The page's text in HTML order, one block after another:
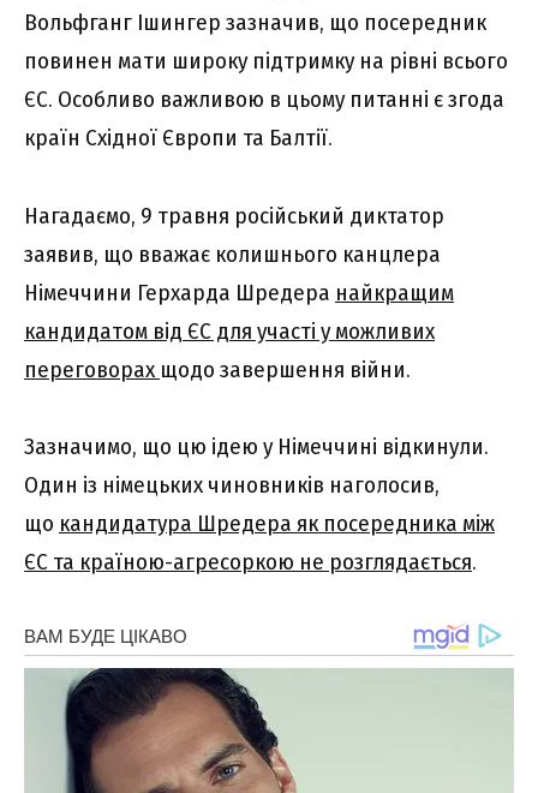
Вольфганг Ішингер зазначив, що посередник
повинен мати широку підтримку на рівні всього
ЄС. Особливо важливою в цьому питанні є згода
країн Східної Європи та Балтії.
Нагадаємо, 9 травня російський диктатор
заявив, що вважає колишнього канцлера
Німеччини Герхарда Шредера найкращим
кандидатом від ЄС для участі у можливих
переговорах щодо завершення війни.
Зазначимо, що цю ідею у Німеччині відкинули.
Один із німецьких чиновників наголосив,
що кандидатура Шредера як посередника між
ЄС та країною-агресоркою не розглядається.